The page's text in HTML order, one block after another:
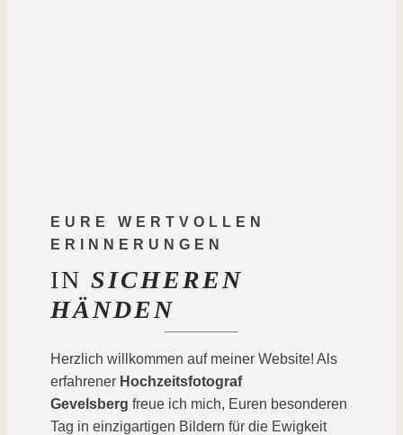
EURE WERTVOLLEN
ERINNERUNGEN
IN SICHEREN
HÄNDEN
Herzlich willkommen auf meiner Website! Als
erfahrener Hochzeitsfotograf
Gevelsberg freue ich mich, Euren besonderen
Tag in einzigartigen Bildern für die Ewigkeit